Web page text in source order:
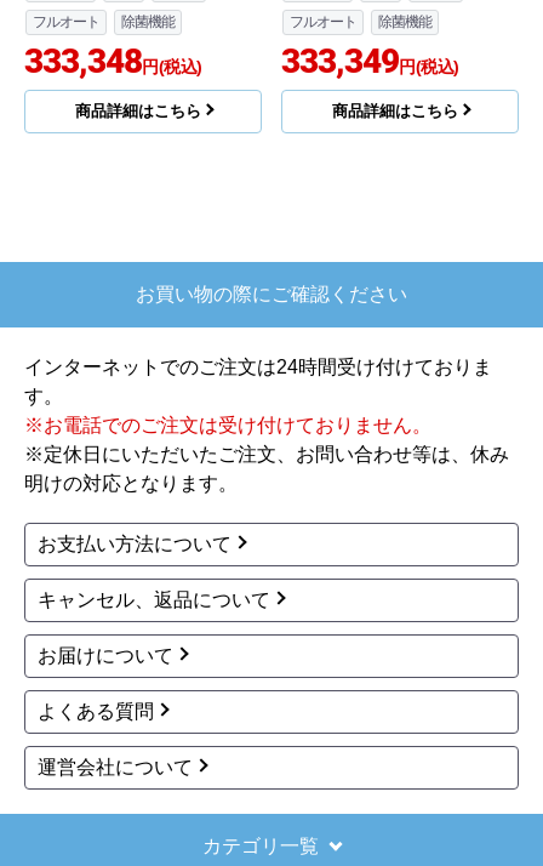
フルオート
除菌機能
333,348円(税込)
商品詳細はこちら
フルオート
除菌機能
333,349円(税込)
商品詳細はこちら
お買い物の際にご確認ください
インターネットでのご注文は24時間受け付けておりま
す。
※お電話でのご注文は受け付けておりません。
※定休日にいただいたご注文、お問い合わせ等は、休み
明けの対応となります。
お支払い方法について
キャンセル、返品について
お届けについて
よくある質問
運営会社について
カテゴリ一覧